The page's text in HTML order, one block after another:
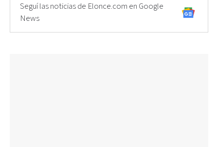
Seguí las noticias de Elonce.com en Google
News